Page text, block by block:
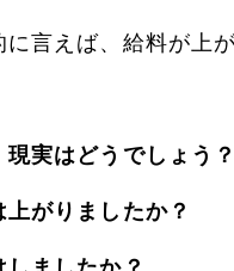
に言えば、給料が上
現実はどうでしょう？
上がりましたか？